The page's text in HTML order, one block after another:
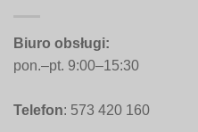
Biuro obsługi:
pon.–pt. 9:00–15:30
Telefon: 573 420 160